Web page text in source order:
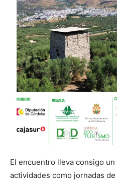
El encuentro lleva consigo
actividades como jornadas